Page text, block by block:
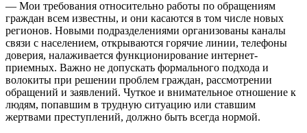
— Мои требования относительно работы по обращениям
граждан всем известны, и они касаются в том числе новых
регионов. Новыми подразделениями организованы каналы
связи с населением, открываются горячие линии, телефоны
доверия, налаживается функционирование интернет-
приемных. Важно не допускать формального подхода и
волокиты при решении проблем граждан, рассмотрении
обращений и заявлений. Чуткое и внимательное отношение к
людям, попавшим в трудную ситуацию или ставшим
жертвами преступлений, должно быть всегда нормой.